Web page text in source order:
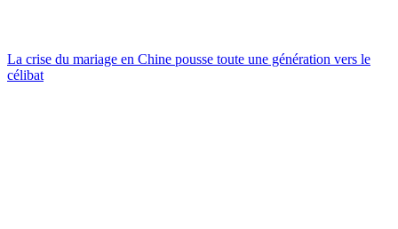
La crise du mariage en Chine pousse toute une génération vers le
célibat